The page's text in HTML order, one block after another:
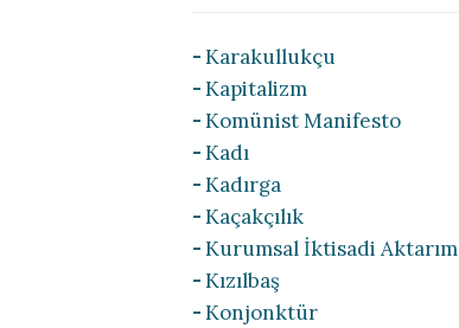
Karakullukçu
Kapitalizm
Komünist Manifesto
Kadı
Kadırga
Kaçakçılık
Kurumsal İktisadi Aktarım
Kızılbaş
Konjonktür